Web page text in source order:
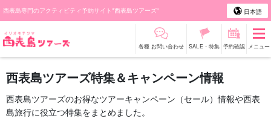
西表島専門のアクティビティ予約サイト"西表島ツアーズ" 日本語
各種 お問い合わせ SALE・特集 予約確認 メニュー
西表島ツアーズ特集＆キャンペーン情報
西表島ツアーズのお得なツアーキャンペーン（セール）情報や西表
島旅行に役立つ特集をまとめました。